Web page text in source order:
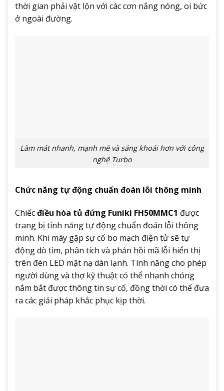
thời gian phải vật lộn với các cơn nắng nóng, oi bức
ở ngoài đường.
Làm mát nhanh, mạnh mẽ và sảng khoái hơn với công
nghệ Turbo
Chức năng tự động chuẩn đoán lỗi thông minh
Chiếcđiều hòa tủ đứng Funiki FH50MMC1 được
trang bị tính năng tự động chuẩn đoán lỗi thông
minh. Khi máy gặp sự cố bo mạch điện tử sẽ tự
động dò tìm, phân tích và phản hồi mã lỗi hiển thị
trên đèn LED mặt nạ dàn lạnh. Tính năng cho phép
người dùng và thợ kỹ thuật có thể nhanh chóng
nắm bắt được thông tin sự cố, đồng thời có thể đưa
ra các giải pháp khắc phục kịp thời.